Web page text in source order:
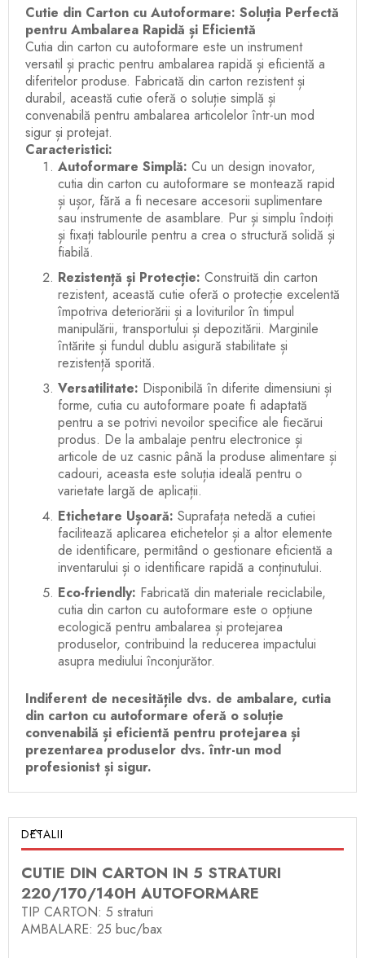
Cutie din Carton cu Autoformare: Soluția Perfectă
pentru Ambalarea Rapidă și Eficientă
Cutia din carton cu autoformare este un instrument
versatil și practic pentru ambalarea rapidă și eficientă a
diferitelor produse. Fabricată din carton rezistent și
durabil, această cutie oferă o soluție simplă și
convenabilă pentru ambalarea articolelor într-un mod
sigur și protejat.
Caracteristici:
Autoformare Simplă: Cu un design inovator,
cutia din carton cu autoformare se montează rapid
și ușor, fără a fi necesare accesorii suplimentare
sau instrumente de asamblare. Pur și simplu îndoiți
și fixați tablourile pentru a crea o structură solidă și
fiabilă.
Rezistență și Protecție: Construită din carton
rezistent, această cutie oferă o protecție excelentă
împotriva deteriorării și a loviturilor în timpul
manipulării, transportului și depozitării. Marginile
întărite și fundul dublu asigură stabilitate și
rezistență sporită.
Versatilitate: Disponibilă în diferite dimensiuni și
forme, cutia cu autoformare poate fi adaptată
pentru a se potrivi nevoilor specifice ale fiecărui
produs. De la ambalaje pentru electronice și
articole de uz casnic până la produse alimentare și
cadouri, aceasta este soluția ideală pentru o
varietate largă de aplicații.
Etichetare Ușoară: Suprafața netedă a cutiei
facilitează aplicarea etichetelor și a altor elemente
de identificare, permitând o gestionare eficientă a
inventarului și o identificare rapidă a conținutului.
Eco-friendly: Fabricată din materiale reciclabile,
cutia din carton cu autoformare este o opțiune
ecologică pentru ambalarea și protejarea
produselor, contribuind la reducerea impactului
asupra mediului înconjurător.
Indiferent de necesitățile dvs. de ambalare, cutia
din carton cu autoformare oferă o soluție
convenabilă și eficientă pentru protejarea și
prezentarea produselor dvs. într-un mod
profesionist și sigur.
DETALII
CUTIE DIN CARTON IN 5 STRATURI
220/170/140H AUTOFORMARE
TIP CARTON: 5 straturi
AMBALARE: 25 buc/bax